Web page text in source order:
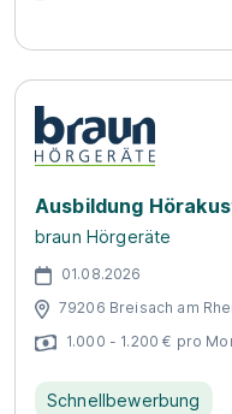
Ausbildung
braun Hörgeräte
01.08.2026
79206 Breisach am
1.000 - 1.200 € pro
Schnellbewerbung